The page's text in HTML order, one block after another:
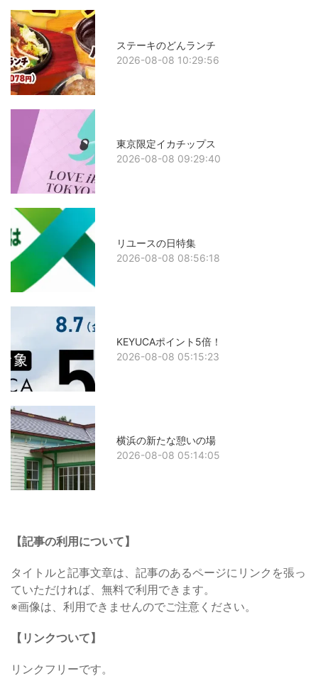
ステーキのどんランチ
2026-08-08 10:29:56
東京限定イカチップス
2026-08-08 09:29:40
リユースの日特集
2026-08-08 08:56:18
KEYUCAポイント5倍！
2026-08-08 05:15:23
横浜の新たな憩いの場
2026-08-08 05:14:05
【記事の利用について】
タイトルと記事文章は、記事のあるページにリンクを張っ
ていただければ、無料で利用できます。
※画像は、利用できませんのでご注意ください。
【リンクついて】
リンクフリーです。